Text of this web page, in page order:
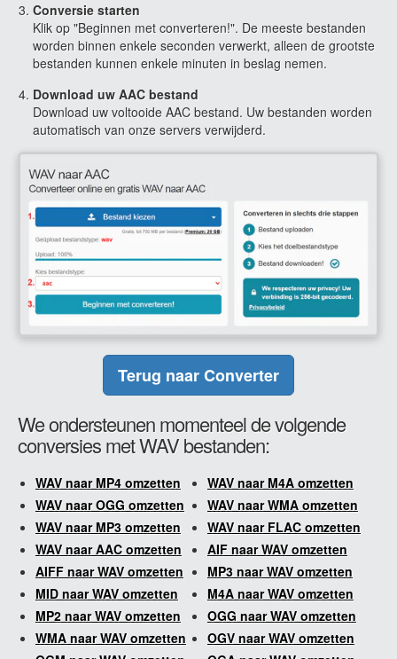
Conversie starten
Klik op "Beginnen met converteren!". De meeste bestanden
worden binnen enkele seconden verwerkt, alleen de grootste
bestanden kunnen enkele minuten in beslag nemen.
Download uw AAC bestand
Download uw voltooide AAC bestand. Uw bestanden worden
automatisch van onze servers verwijderd.
Terug naar Converter
We ondersteunen momenteel de volgende
conversies met WAV bestanden:
WAV naar MP4 omzetten
WAV naar M4A omzetten
WAV naar OGG omzetten
WAV naar WMA omzetten
WAV naar MP3 omzetten
WAV naar FLAC omzetten
WAV naar AAC omzetten
AIF naar WAV omzetten
AIFF naar WAV omzetten
MP3 naar WAV omzetten
MID naar WAV omzetten
M4A naar WAV omzetten
MP2 naar WAV omzetten
OGG naar WAV omzetten
WMA naar WAV omzetten
OGV naar WAV omzetten